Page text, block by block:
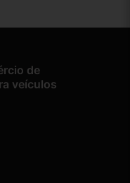
de
veículos